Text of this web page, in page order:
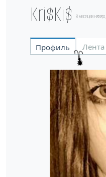
Kri$Ki$ 8 месяцев назад
Профиль Лента